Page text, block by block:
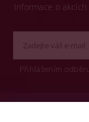
Informace o
Přihlášením